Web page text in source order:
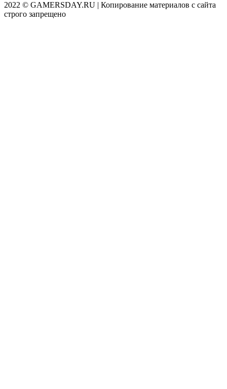
2022 © GAMERSDAY.RU | Копирование материалов с сайта
строго запрещено